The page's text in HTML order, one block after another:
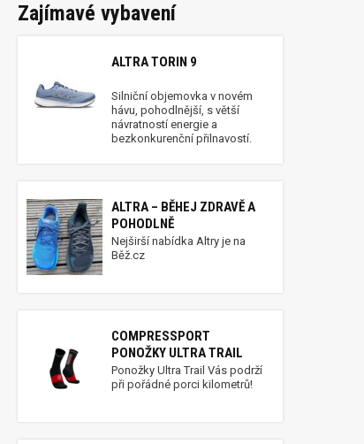
Zajímavé vybavení
ALTRA TORIN 9
Silniční objemovka v novém
hávu, pohodlnější, s větší
návratností energie a
bezkonkurenční přilnavostí.
ALTRA – BĚHEJ ZDRAVĚ A
POHODLNĚ
Nejširší nabídka Altry je na
Běž.cz
COMPRESSPORT
PONOŽKY ULTRA TRAIL
Ponožky Ultra Trail Vás podrží
při pořádné porci kilometrů!